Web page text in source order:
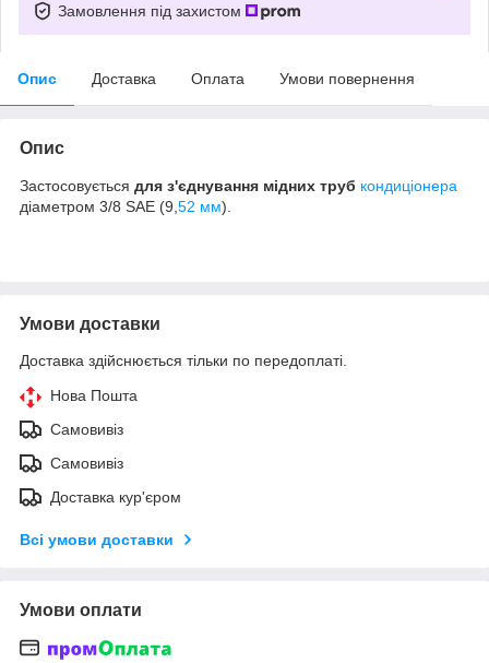
Замовлення під захистом
Опис Доставка Оплата Умови повернення
Опис
Застосовується для з'єднування мідних труб кондиціонера
діаметром 3/8 SAE (9, 52 мм).
Умови доставки
Доставка здійснюється тільки по передоплаті.
Нова Пошта
Самовивіз
Самовивіз
Доставка кур'єром
Всі умови доставки
Умови оплати